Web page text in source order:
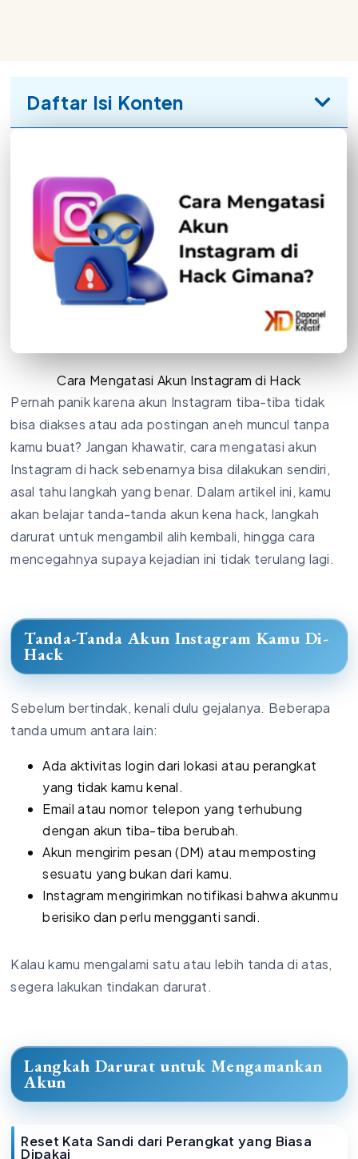
Daftar Isi Konten
Cara Mengatasi Akun Instagram di Hack
Pernah panik karena akun Instagram tiba-tiba tidak
bisa diakses atau ada postingan aneh muncul tanpa
kamu buat? Jangan khawatir, cara mengatasi akun
Instagram di hack sebenarnya bisa dilakukan sendiri,
asal tahu langkah yang benar. Dalam artikel ini, kamu
akan belajar tanda-tanda akun kena hack, langkah
darurat untuk mengambil alih kembali, hingga cara
mencegahnya supaya kejadian ini tidak terulang lagi.
Tanda-Tanda Akun Instagram Kamu Di-
Hack
Sebelum bertindak, kenali dulu gejalanya. Beberapa
tanda umum antara lain:
Ada aktivitas login dari lokasi atau perangkat
yang tidak kamu kenal.
Email atau nomor telepon yang terhubung
dengan akun tiba-tiba berubah.
Akun mengirim pesan (DM) atau memposting
sesuatu yang bukan dari kamu.
Instagram mengirimkan notifikasi bahwa akunmu
berisiko dan perlu mengganti sandi.
Kalau kamu mengalami satu atau lebih tanda di atas,
segera lakukan tindakan darurat.
Langkah Darurat untuk Mengamankan
Akun
Reset Kata Sandi dari Perangkat yang Biasa
Dipakai